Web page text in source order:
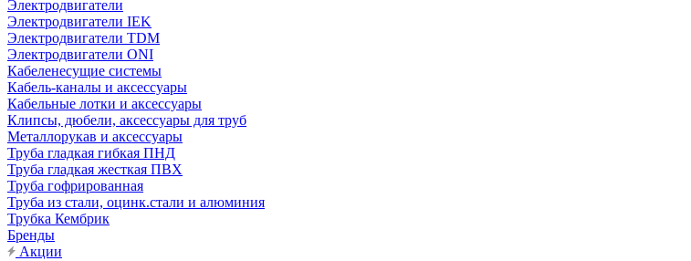
Электродвигатели
Электродвигатели IEK
Электродвигатели TDM
Электродвигатели ONI
Кабеленесущие системы
Кабель-каналы и аксессуары
Кабельные лотки и аксессуары
Клипсы, дюбели, аксессуары для труб
Металлорукав и аксессуары
Труба гладкая гибкая ПНД
Труба гладкая жесткая ПВХ
Труба гофрированная
Труба из стали, оцинк.стали и алюминия
Трубка Кембрик
Бренды
Акции